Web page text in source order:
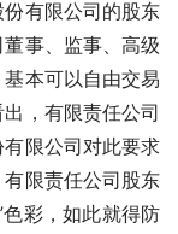
有限公司的股东
事、监事、高级
本可以自由交易
，有限责任公司
限公司对此要求
限责任公司股东
彩，如此就得防